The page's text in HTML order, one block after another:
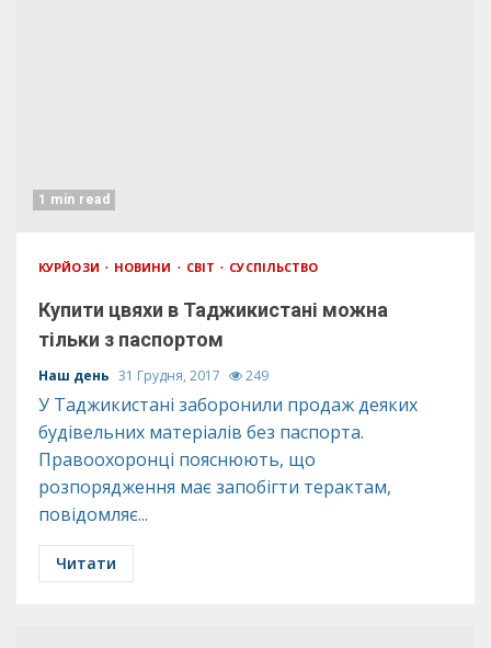
1 min read
КУРЙОЗИ НОВИНИ СВІТ СУСПІЛЬСТВО
Купити цвяхи в Таджикистані можна
тільки з паспортом
Наш день 31 Грудня, 2017 249
У Таджикистані заборонили продаж деяких
будівельних матеріалів без паспорта.
Правоохоронці пояснюють, що
розпорядження має запобігти терактам,
повідомляє...
Читати